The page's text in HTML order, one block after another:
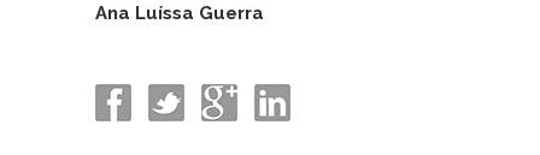
Ana Luíssa Guerra